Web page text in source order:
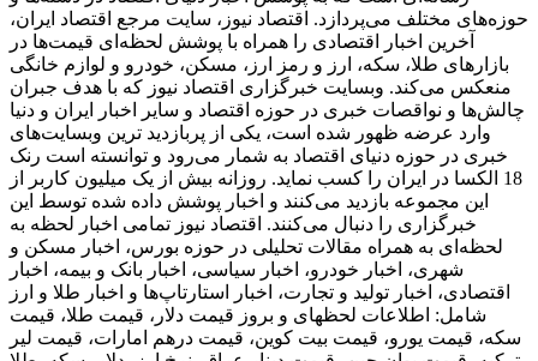
حوزه‌های مختلف می‌پردازد. اقتصاد نیوز، سایت مرجع اقتصاد ایران،
آخرین اخبار اقتصادی را همراه با پوشش لحظه‌ای قیمت‌ها در
بازارهای طلا، سکه، ارز و رمز ارز، مسکن، خودرو و لوازم خانگی
منعکس می‌کند. وبسایت خبرگزاری اقتصاد نیوز که با هدف جبران
چالش‌ها و نواقصات خبری در حوزه اقتصاد و سایر اخبار ایران و دنیا
وارد عرضه ظهور شده است، یکی از پربازدید ترین وبسایت‌های
خبری در حوزه دنیای اقتصاد به شمار می‌رود و توانسته است رنک
18 الکسا در ایران را کسب نماید. روزانه بیش از یک میلیون کاربر از
این مجموعه بازدید می‌کنند و اخبار پوشش داده شده توسط این
خبرگزاری را دنبال می‌کنند. اقتصاد نیوز تمامی اخبار لحظه به
لحظه‌ای به همراه مقالات تحلیلی در حوزه بورس، اخبار مسکن و
شهری، اخبار خودرو، اخبار سیاسی، اخبار بانک و بیمه، اخبار
اقتصادی، اخبار تولید و تجارت، اخبار استارتاپ‌ها و اخبار طلا و ارز
شامل: اطلاعات لحظهای و بروز قیمت دلار، قیمت طلا، قیمت
سکه، قیمت یورو، قیمت بیت کوین، قیمت درهم امارات، قیمت لیر